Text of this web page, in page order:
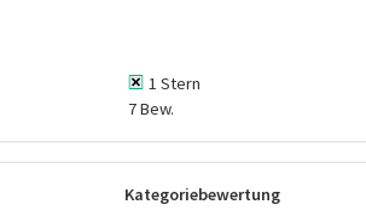
1 Stern
7 Bew.
Kategoriebewertung